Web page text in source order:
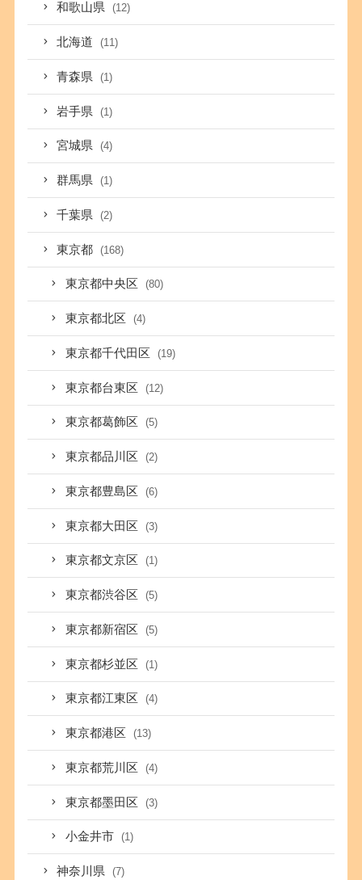
和歌山県 (12)
北海道 (11)
青森県 (1)
岩手県 (1)
宮城県 (4)
群馬県 (1)
千葉県 (2)
東京都 (168)
東京都中央区 (80)
東京都北区 (4)
東京都千代田区 (19)
東京都台東区 (12)
東京都葛飾区 (5)
東京都品川区 (2)
東京都豊島区 (6)
東京都大田区 (3)
東京都文京区 (1)
東京都渋谷区 (5)
東京都新宿区 (5)
東京都杉並区 (1)
東京都江東区 (4)
東京都港区 (13)
東京都荒川区 (4)
東京都墨田区 (3)
小金井市 (1)
神奈川県 (7)